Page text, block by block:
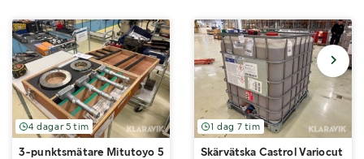
4 dagar 5 tim
3-punktsmätare Mitutoyo 50-100mm
1 dag 7 tim
Skärvätska Castrol Variocut G